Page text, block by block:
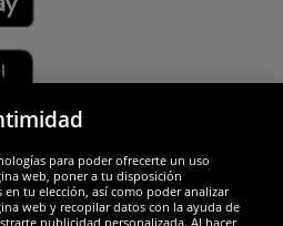
para poder ofrecerte un uso
web, poner a tu disposición
tu elección, así como poder analizar
web y recopilar datos con la ayuda de
publicidad personalizada. Al hacer